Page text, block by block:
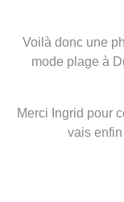
Voilà donc une
mode plage à
Merci Ingrid pour
vais